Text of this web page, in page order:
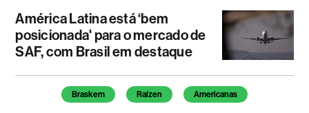
América Latina está ‘bem
posicionada' para o mercado de
SAF, com Brasil em destaque
Temas deste artigo
Braskem Raízen Americanas